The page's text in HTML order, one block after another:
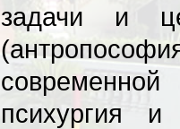
задачи и
психургия и